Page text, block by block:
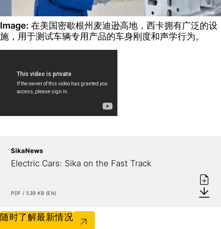
Image: 在美国密歇根州麦迪逊高地，西卡拥有广泛的设
施，用于测试车辆专用产品的车身刚度和声学行为。
SikaNews
Electric Cars: Sika on the Fast Track
PDF / 539 KB (EN)
随时了解最新情况